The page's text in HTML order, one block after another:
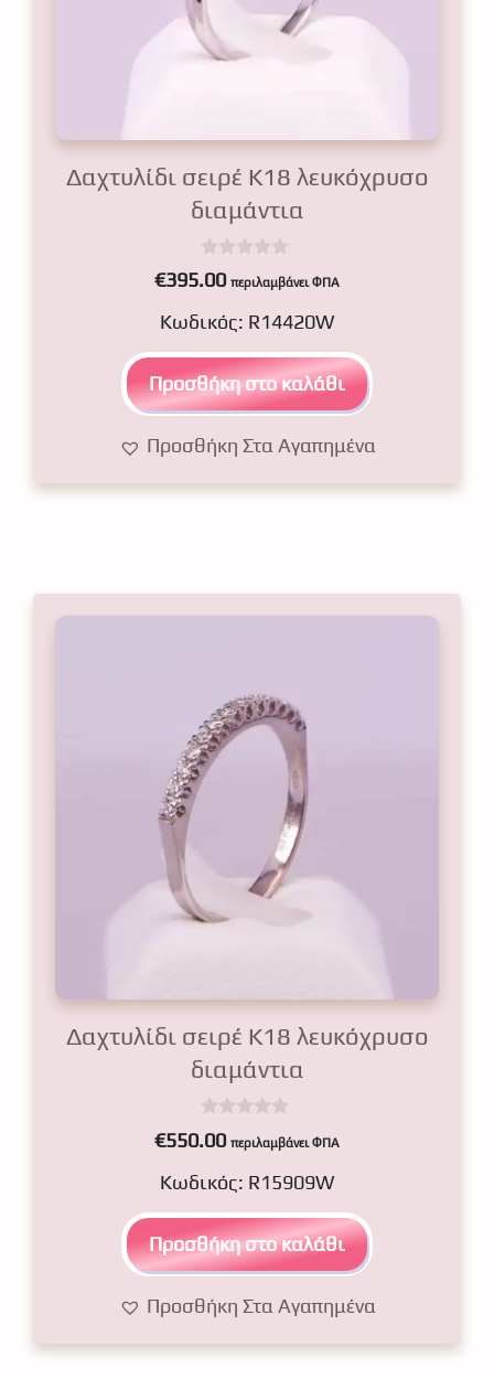
Δαχτυλίδι σειρέ Κ18 λευκόχρυσο
διαμάντια
0
o
t
f
5
€395.00 περιλαμβάνει ΦΠΑ
Κωδικός: R14420W
Προσθήκη στο καλάθι
Προσθήκη Στα Αγαπημένα
Δαχτυλίδι σειρέ Κ18 λευκόχρυσο
διαμάντια
0
o
t
f
5
€550.00 περιλαμβάνει ΦΠΑ
Κωδικός: R15909W
Προσθήκη στο καλάθι
Προσθήκη Στα Αγαπημένα